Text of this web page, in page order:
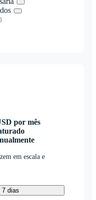
por mês
em escala e
7 dias